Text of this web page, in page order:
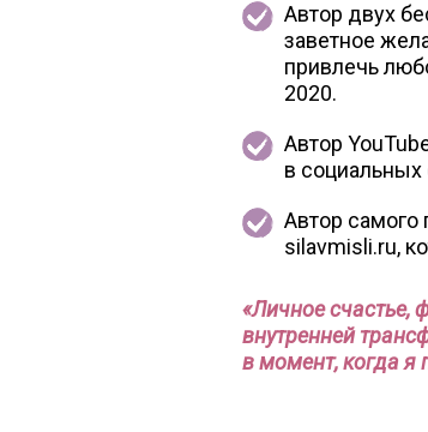
Автор двух
заветное
привлечь
2020.
Автор
в социальных
Автор самого
silavmisli.ru,
«Личное счастье,
внутренней
в момент, когда я